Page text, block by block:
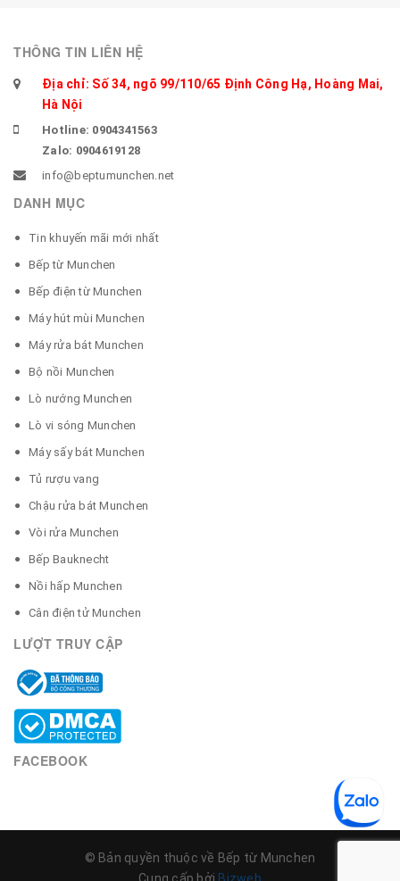
THÔNG TIN LIÊN HỆ
Địa chỉ: Số 34, ngõ 99/110/65 Định Công Hạ, Hoàng Mai,
Hà Nội
Hotline: 0904341563
Zalo: 0904619128
info@beptumunchen.net
DANH MỤC
Tin khuyến mãi mới nhất
Bếp từ Munchen
Bếp điện từ Munchen
Máy hút mùi Munchen
Máy rửa bát Munchen
Bộ nồi Munchen
Lò nướng Munchen
Lò vi sóng Munchen
Máy sấy bát Munchen
Tủ rượu vang
Chậu rửa bát Munchen
Vòi rửa Munchen
Bếp Bauknecht
Nồi hấp Munchen
Cân điện tử Munchen
LƯỢT TRUY CẬP
FACEBOOK
© Bản quyền thuộc về Bếp từ Munchen